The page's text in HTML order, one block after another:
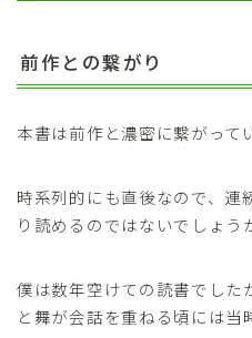
前作との繋がり
本書は前作と濃密に繋がって
時系列的にも直後なので、連
り読めるのではないでしょう
僕は数年空けての読書でした
と舞が会話を重ねる頃には当